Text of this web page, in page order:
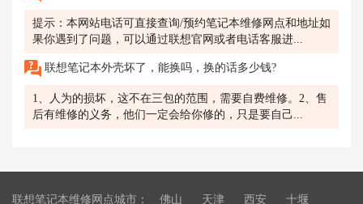
提示：本网站电话可直接查询/预约笔记本维修网点和地址如
果你遇到了问题，可以通过联想官网或者电话客服进...
联想笔记本外壳坏了，能换吗，换的话多少钱?
1、人为的损坏，这不在三包的范围，需要自费维修。2、售
后有维修的义务，他们一定会给你修的，只是要自己...
联想笔记本维修网点城市： 佛山 天津 西安 十堰